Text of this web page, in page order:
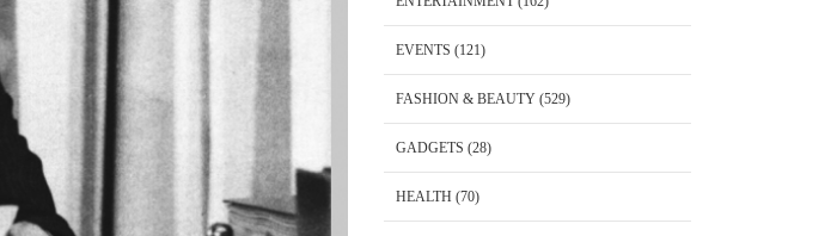
EVENTS (121)
FASHION & BEAUTY(529)
GADGETS (28)
HEALTH (70)